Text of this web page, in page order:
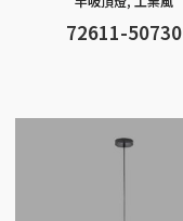
72611-50730